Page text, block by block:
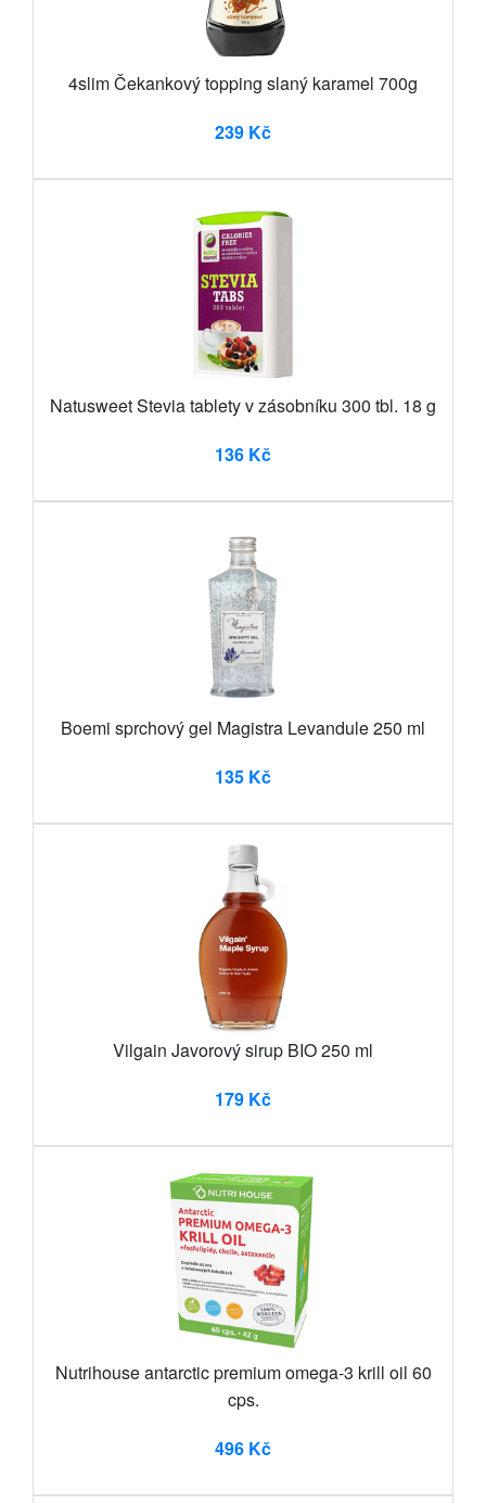
4slim Čekankový topping slaný karamel 700g
239 Kč
Natusweet Stevia tablety v zásobníku 300 tbl. 18 g
136 Kč
Boemi sprchový gel Magistra Levandule 250 ml
135 Kč
Vilgain Javorový sirup BIO 250 ml
179 Kč
Nutrihouse antarctic premium omega-3 krill oil 60
cps.
496 Kč